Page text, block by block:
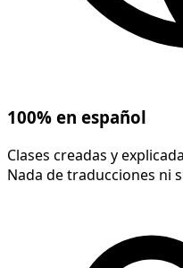
100% en español
Clases creadas y
Nada de traducciones ni